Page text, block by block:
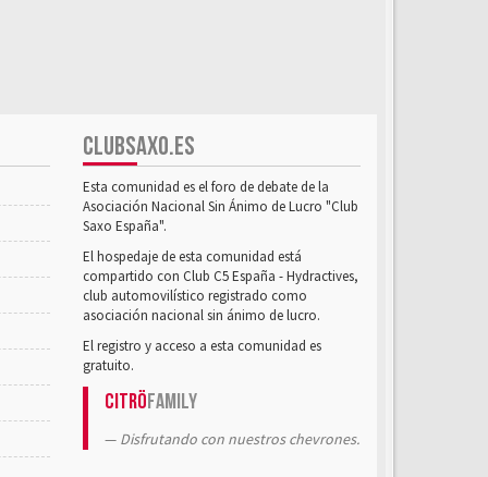
CLUBSAXO.ES
Esta comunidad es el foro de debate de la
Asociación Nacional Sin Ánimo de Lucro "Club
Saxo España".
El hospedaje de esta comunidad está
compartido con Club C5 España - Hydractives,
club automovilístico registrado como
asociación nacional sin ánimo de lucro.
El registro y acceso a esta comunidad es
gratuito.
CitröFamily
Disfrutando con nuestros chevrones.